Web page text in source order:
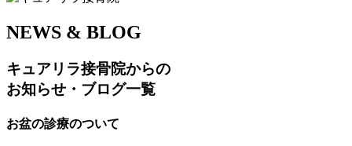
NEWS & BLOG
キュアリラ接骨院からの
お知らせ・ブログ一覧
お盆の診療のついて